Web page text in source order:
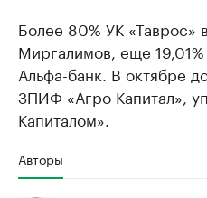
Более 80% УК «Таврос»
Миргалимов, еще
Альфа-банк. В октябре
ЗПИФ «Агро Капитал»,
Капиталом».
Авторы